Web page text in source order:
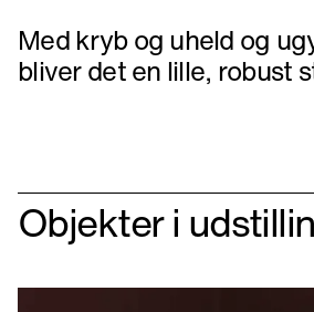
Med kryb og uheld og
bliver det en lille, robust
Objekter i